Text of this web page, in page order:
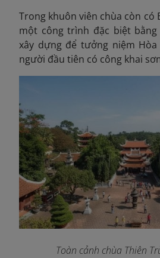
Trong khuôn viên chùa còn có
một công trình đặc biệt
xây dựng để tưởng niệm Hòa
người đầu tiên có công khai
Toàn cảnh chùa Thiên